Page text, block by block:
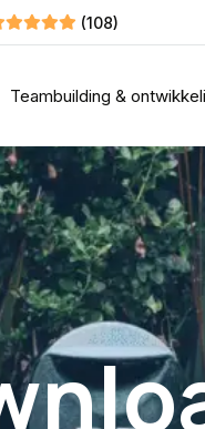
(108)
Teambuilding &